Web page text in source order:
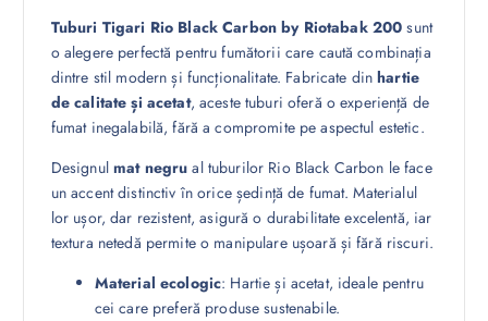
Tuburi Tigari Rio Black Carbon by Riotabak 200 sunt
o alegere perfectă pentru fumătorii care caută combinația
dintre stil modern și funcționalitate. Fabricate dinhartie
de calitate și acetat, aceste tuburi oferă o experiență de
fumat inegalabilă, fără a compromite pe aspectul estetic.
Designulmat negru al tuburilor Rio Black Carbon le face
un accent distinctiv în orice ședință de fumat. Materialul
lor ușor, dar rezistent, asigură o durabilitate excelentă, iar
textura netedă permite o manipulare ușoară și fără riscuri.
Material ecologic: Hartie și acetat, ideale pentru
cei care preferă produse sustenabile.